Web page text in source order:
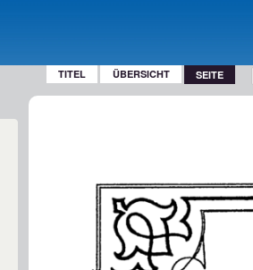
TITEL ÜBERSICHT SEITE